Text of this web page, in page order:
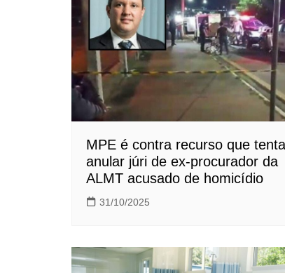
MPE é contra recurso que tenta
anular júri de ex-procurador da
ALMT acusado de homicídio
31/10/2025